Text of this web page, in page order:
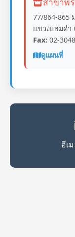
77/864-865
แขวงแสมดำ
Fax: 02-
ดูแผนที่
อีเ